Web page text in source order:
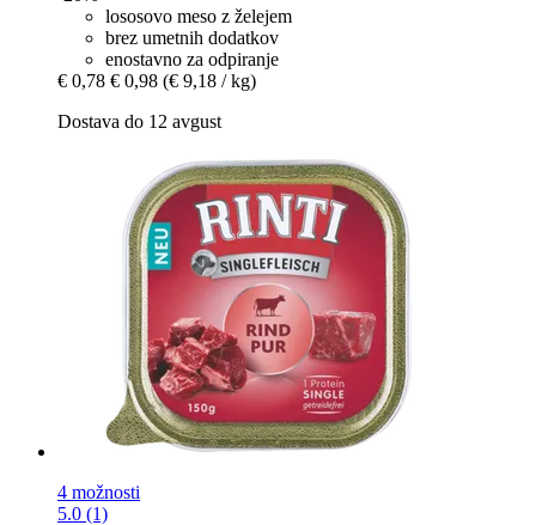
lososovo meso z želejem
brez umetnih dodatkov
enostavno za odpiranje
€ 0,78 € 0,98 (€ 9,18 / kg)
Dostava do 12 avgust
4 možnosti
5.0 (1)